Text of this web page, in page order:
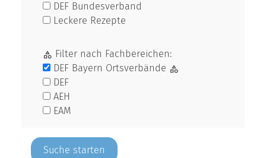
DEF Bundesverband
Leckere Rezepte
Filter nach Fachbereichen:
DEF Bayern Ortsverbände
DEF
AEH
EAM